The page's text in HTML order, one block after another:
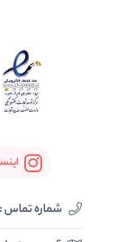
شماره تماس :